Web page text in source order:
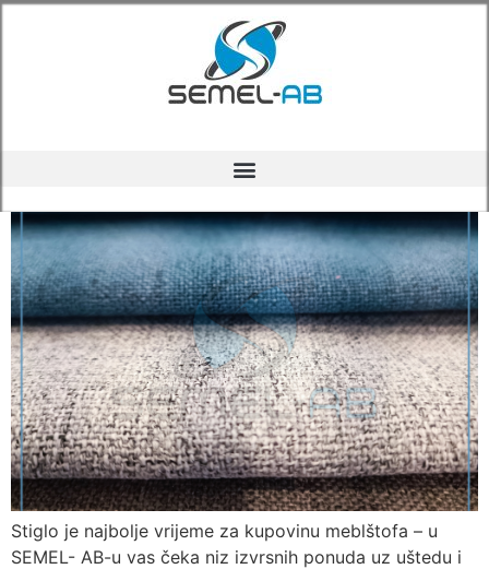
Kategorija:
Uncategorized
Stiglo je najbolje vrijeme za kupovinu meblštofa – u
SEMEL- AB-u vas čeka niz izvrsnih ponuda uz uštedu i